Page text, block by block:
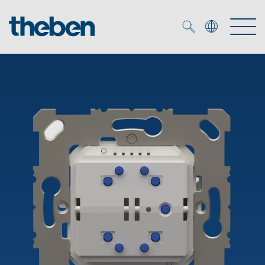
KNX
DALI
Aanwezigheids- en bewegingsmelders
LED spot
OEM-oplossingen
OEM-experts
Referenties
Oplossingen
Tijd- en lichtregeling
DALI-2 lichtregeling
Service
Mediatheek
Onderneming